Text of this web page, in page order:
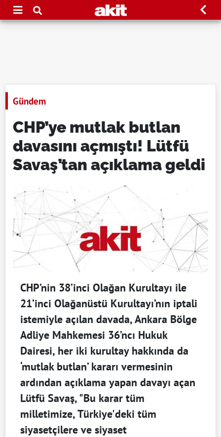
Gündem
CHP’ye mutlak butlan
davasını açmıştı! Lütfü
Savaş’tan açıklama geldi
CHP’nin 38’inci Olağan Kurultayı ile
21’inci Olağanüstü Kurultayı’nın iptali
istemiyle açılan davada, Ankara Bölge
Adliye Mahkemesi 36’ncı Hukuk
Dairesi, her iki kurultay hakkında da
‘mutlak butlan’ kararı vermesinin
ardından açıklama yapan davayı açan
Lütfü Savaş, "Bu karar tüm
milletimize, Türkiye'deki tüm
siyasetçilere ve siyaset